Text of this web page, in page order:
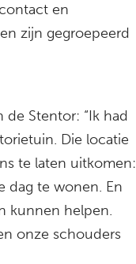
en
zijn gegroepeerd
de Stentor: “Ik had
Die locatie
te laten uitkomen:
dag te wonen. En
kunnen helpen.
onze schouders